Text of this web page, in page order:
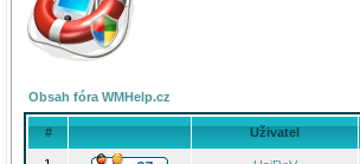
Obsah fóra WMHelp.cz
# Uživatel